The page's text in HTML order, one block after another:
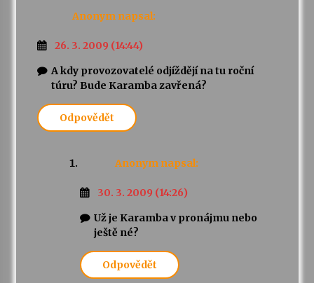
Anonym napsal:
26. 3. 2009 (14:44)
A kdy provozovatelé odjíždějí na tu roční
túru? Bude Karamba zavřená?
Odpovědět
Anonym napsal:
30. 3. 2009 (14:26)
Už je Karamba v pronájmu nebo
ještě né?
Odpovědět